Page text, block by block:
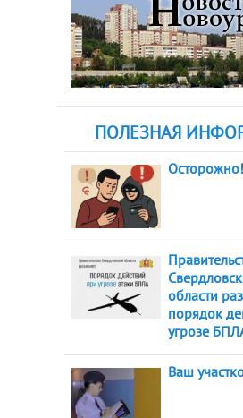
ПОЛЕЗНАЯ
области
порядок
угрозе
Ваш